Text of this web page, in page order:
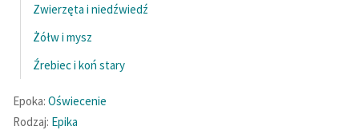
Zwierzęta i niedźwiedź
Żółw i mysz
Źrebiec i koń stary
Epoka: Oświecenie
Rodzaj: Epika